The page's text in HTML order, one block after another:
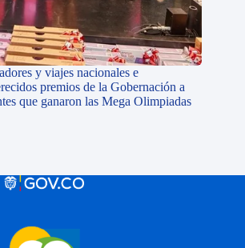
y viajes nacionales e
premios de la Gobernación a
que ganaron las Mega Olimpiadas